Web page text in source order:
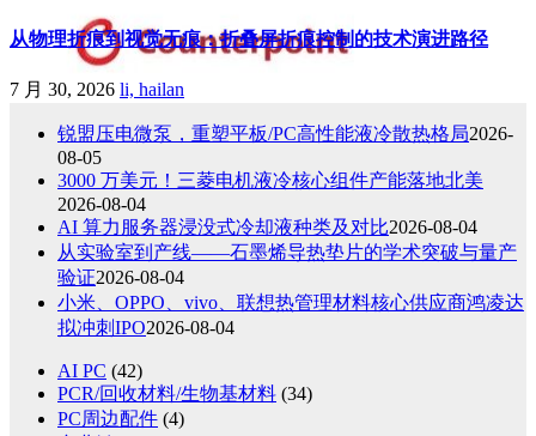
从物理折痕到视觉无痕：折叠屏折痕控制的技术演进路径
7 月 30, 2026 li, hailan
锐盟压电微泵，重塑平板/PC高性能液冷散热格局2026-
08-05
3000 万美元！三菱电机液冷核心组件产能落地北美
2026-08-04
AI 算力服务器浸没式冷却液种类及对比2026-08-04
从实验室到产线——石墨烯导热垫片的学术突破与量产
验证2026-08-04
小米、OPPO、vivo、联想热管理材料核心供应商鸿凌达
拟冲刺IPO2026-08-04
AI PC (42)
PCR/回收材料/生物基材料 (34)
PC周边配件 (4)